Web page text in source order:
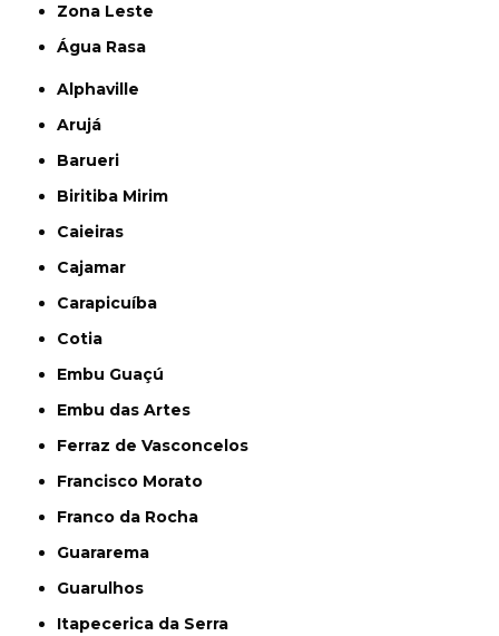
Zona Leste
Água Rasa
Alphaville
Arujá
Barueri
Biritiba Mirim
Caieiras
Cajamar
Carapicuíba
Cotia
Embu Guaçú
Embu das Artes
Ferraz de Vasconcelos
Francisco Morato
Franco da Rocha
Guararema
Guarulhos
Itapecerica da Serra